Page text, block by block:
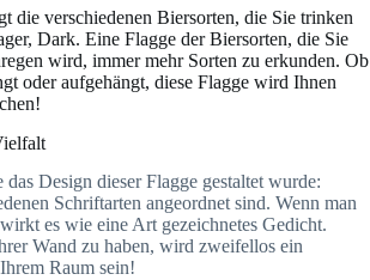
die verschiedenen Biersorten, die Sie trinken
Dark. Eine Flagge der Biersorten, die Sie
wird, immer mehr Sorten zu erkunden. Ob
oder aufgehängt, diese Flagge wird Ihnen
das Design dieser Flagge gestaltet wurde:
Schriftarten angeordnet sind. Wenn man
es wie eine Art gezeichnetes Gedicht.
Wand zu haben, wird zweifellos ein
Raum sein!